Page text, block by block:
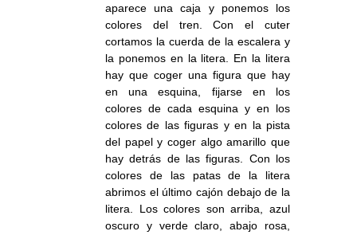
aparece una caja y ponemos los
colores del tren. Con el cuter
cortamos la cuerda de la escalera y
la ponemos en la litera. En la litera
hay que coger una figura que hay
en una esquina, fijarse en los
colores de cada esquina y en los
colores de las figuras y en la pista
del papel y coger algo amarillo que
hay detrás de las figuras. Con los
colores de las patas de la litera
abrimos el último cajón debajo de la
litera. Los colores son arriba, azul
oscuro y verde claro, abajo rosa,